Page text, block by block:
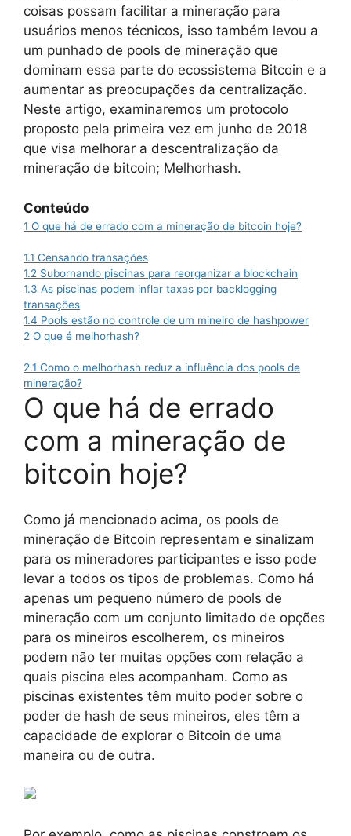
coisas possam facilitar a mineração para
usuários menos técnicos, isso também levou a
um punhado de pools de mineração que
dominam essa parte do ecossistema Bitcoin e a
aumentar as preocupações da centralização.
Neste artigo, examinaremos um protocolo
proposto pela primeira vez em junho de 2018
que visa melhorar a descentralização da
mineração de bitcoin; Melhorhash.
Conteúdo
1 O que há de errado com a mineração de bitcoin hoje?
1.1 Censando transações
1.2 Subornando piscinas para reorganizar a blockchain
1.3 As piscinas podem inflar taxas por backlogging
transações
1.4 Pools estão no controle de um mineiro de hashpower
2 O que é melhorhash?
2.1 Como o melhorhash reduz a influência dos pools de
mineração?
O que há de errado
com a mineração de
bitcoin hoje?
Como já mencionado acima, os pools de
mineração de Bitcoin representam e sinalizam
para os mineradores participantes e isso pode
levar a todos os tipos de problemas. Como há
apenas um pequeno número de pools de
mineração com um conjunto limitado de opções
para os mineiros escolherem, os mineiros
podem não ter muitas opções com relação a
quais piscina eles acompanham. Como as
piscinas existentes têm muito poder sobre o
poder de hash de seus mineiros, eles têm a
capacidade de explorar o Bitcoin de uma
maneira ou de outra.